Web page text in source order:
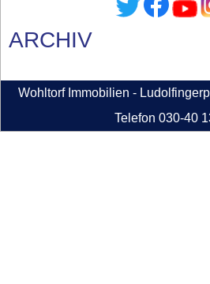
ARCHIV
Wohltorf Immobilien -
Telefon 030-40